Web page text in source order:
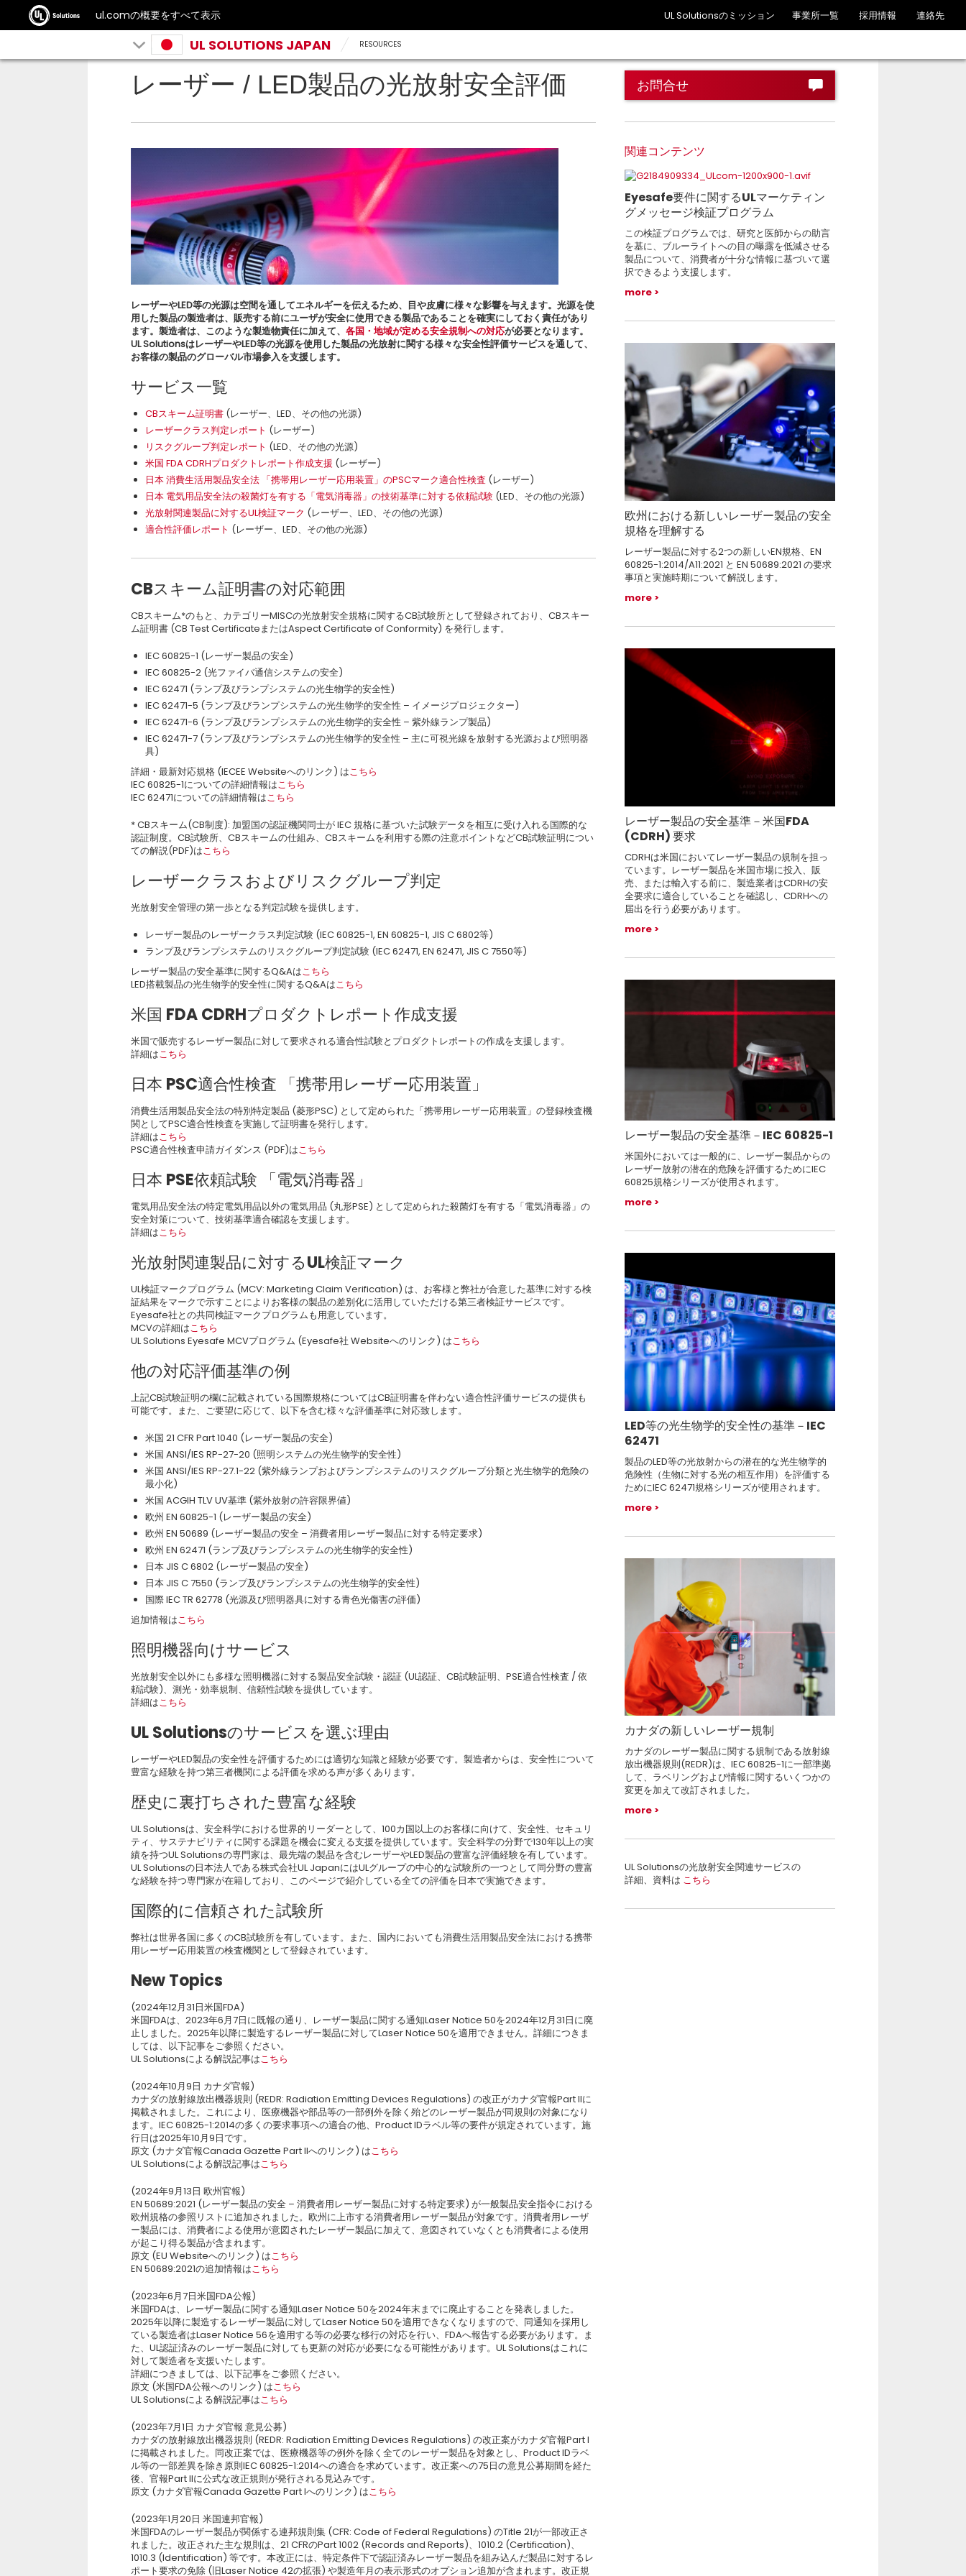
ul.comの概要をすべて表示 UL Solutionsのミッション 事業所一覧 採用情報 連絡先
UL SOLUTIONS JAPAN RESOURCES
レーザー / LED製品の光放射安全評価
レーザーやLED等の光源は空間を通してエネルギーを伝えるため、目や皮膚に様々な影響を与えます。光源を使
用した製品の製造者は、販売する前にユーザが安全に使用できる製品であることを確実にしておく責任があり
ます。製造者は、このような製造物責任に加えて、 各国・地域が定める安全規制への対応が必要となります。
UL SolutionsはレーザーやLED等の光源を使用した製品の光放射に関する様々な安全性評価サービスを通して、
お客様の製品のグローバル市場参入を支援します。
サービス一覧
CBスキーム証明書 (レーザー、LED、その他の光源)
レーザークラス判定レポート (レーザー)
リスクグループ判定レポート (LED、その他の光源)
米国 FDA CDRHプロダクトレポート作成支援 (レーザー)
日本 消費生活用製品安全法 「携帯用レーザー応用装置」のPSCマーク適合性検査 (レーザー)
日本 電気用品安全法の殺菌灯を有する「電気消毒器」の技術基準に対する依頼試験 (LED、その他の光源)
光放射関連製品に対するUL検証マーク (レーザー、LED、その他の光源)
適合性評価レポート (レーザー、LED、その他の光源)
CBスキーム証明書の対応範囲
CBスキーム*のもと、カテゴリーMISCの光放射安全規格に関するCB試験所として登録されており、CBスキー
ム証明書 (CB Test CertificateまたはAspect Certificate of Conformity) を発行します。
IEC 60825-1 (レーザー製品の安全)
IEC 60825-2 (光ファイバ通信システムの安全)
IEC 62471 (ランプ及びランプシステムの光生物学的安全性)
IEC 62471-5 (ランプ及びランプシステムの光生物学的安全性 – イメージプロジェクター)
IEC 62471-6 (ランプ及びランプシステムの光生物学的安全性 – 紫外線ランプ製品)
IEC 62471-7 (ランプ及びランプシステムの光生物学的安全性 – 主に可視光線を放射する光源および照明器
具)
詳細・最新対応規格 (IECEE Websiteへのリンク) はこちら
IEC 60825-1についての詳細情報はこちら
IEC 62471についての詳細情報はこちら
* CBスキーム(CB制度): 加盟国の認証機関同士が IEC 規格に基づいた試験データを相互に受け入れる国際的な
認証制度。CB試験所、CBスキームの仕組み、CBスキームを利用する際の注意ポイントなどCB試験証明につい
ての解説(PDF)はこちら
レーザークラスおよびリスクグループ判定
光放射安全管理の第一歩となる判定試験を提供します。
レーザー製品のレーザークラス判定試験 (IEC 60825-1, EN 60825-1, JIS C 6802等)
ランプ及びランプシステムのリスクグループ判定試験 (IEC 62471, EN 62471, JIS C 7550等)
レーザー製品の安全基準に関するQ&Aはこちら
LED搭載製品の光生物学的安全性に関するQ&Aはこちら
米国 FDA CDRHプロダクトレポート作成支援
米国で販売するレーザー製品に対して要求される適合性試験とプロダクトレポートの作成を支援します。
詳細はこちら
日本 PSC適合性検査 「携帯用レーザー応用装置」
消費生活用製品安全法の特別特定製品 (菱形PSC) として定められた「携帯用レーザー応用装置」の登録検査機
関としてPSC適合性検査を実施して証明書を発行します。
詳細はこちら
PSC適合性検査申請ガイダンス (PDF)はこちら
日本 PSE依頼試験 「電気消毒器」
電気用品安全法の特定電気用品以外の電気用品 (丸形PSE) として定められた殺菌灯を有する「電気消毒器」の
安全対策について、技術基準適合確認を支援します。
詳細はこちら
光放射関連製品に対するUL検証マーク
UL検証マークプログラム (MCV: Marketing Claim Verification) は、お客様と弊社が合意した基準に対する検
証結果をマークで示すことによりお客様の製品の差別化に活用していただける第三者検証サービスです。
Eyesafe社との共同検証マークプログラムも用意しています。
MCVの詳細はこちら
UL Solutions Eyesafe MCVプログラム (Eyesafe社 Websiteへのリンク) はこちら
他の対応評価基準の例
上記CB試験証明の欄に記載されている国際規格についてはCB証明書を伴わない適合性評価サービスの提供も
可能です。また、ご要望に応じて、以下を含む様々な評価基準に対応致します。
米国 21 CFR Part 1040 (レーザー製品の安全)
米国 ANSI/IES RP-27-20 (照明システムの光生物学的安全性)
米国 ANSI/IES RP-27.1-22 (紫外線ランプおよびランプシステムのリスクグループ分類と光生物学的危険の
最小化)
米国 ACGIH TLV UV基準 (紫外放射の許容限界値)
欧州 EN 60825-1 (レーザー製品の安全)
欧州 EN 50689 (レーザー製品の安全 – 消費者用レーザー製品に対する特定要求)
欧州 EN 62471 (ランプ及びランプシステムの光生物学的安全性)
日本 JIS C 6802 (レーザー製品の安全)
日本 JIS C 7550 (ランプ及びランプシステムの光生物学的安全性)
国際 IEC TR 62778 (光源及び照明器具に対する青色光傷害の評価)
追加情報はこちら
照明機器向けサービス
光放射安全以外にも多様な照明機器に対する製品安全試験・認証 (UL認証、CB試験証明、PSE適合性検査 / 依
頼試験)、測光・効率規制、信頼性試験を提供しています。
詳細はこちら
UL Solutionsのサービスを選ぶ理由
レーザーやLED製品の安全性を評価するためには適切な知識と経験が必要です。製造者からは、安全性について
豊富な経験を持つ第三者機関による評価を求める声が多くあります。
歴史に裏打ちされた豊富な経験
UL Solutionsは、安全科学における世界的リーダーとして、100カ国以上のお客様に向けて、安全性、セキュリ
ティ、サステナビリティに関する課題を機会に変える支援を提供しています。安全科学の分野で130年以上の実
績を持つUL Solutionsの専門家は、最先端の製品を含むレーザーやLED製品の豊富な評価経験を有しています。
UL Solutionsの日本法人である株式会社UL JapanにはULグループの中心的な試験所の一つとして同分野の豊富
な経験を持つ専門家が在籍しており、このページで紹介している全ての評価を日本で実施できます。
国際的に信頼された試験所
弊社は世界各国に多くのCB試験所を有しています。また、国内においても消費生活用製品安全法における携帯
用レーザー応用装置の検査機関として登録されています。
New Topics
(2024年12月31日米国FDA)
米国FDAは、2023年6月7日に既報の通り、レーザー製品に関する通知Laser Notice 50を2024年12月31日に廃
止しました。2025年以降に製造するレーザー製品に対してLaser Notice 50を適用できません。詳細につきま
しては、以下記事をご参照ください。
UL Solutionsによる解説記事はこちら
(2024年10月9日 カナダ官報)
カナダの放射線放出機器規則 (REDR: Radiation Emitting Devices Regulations) の改正がカナダ官報Part IIに
掲載されました。これにより、医療機器や部品等の一部例外を除く殆どのレーザー製品が同規則の対象になり
ます。IEC 60825-1:2014の多くの要求事項への適合の他、Product IDラベル等の要件が規定されています。施
行日は2025年10月9日です。
原文 (カナダ官報Canada Gazette Part IIへのリンク) はこちら
UL Solutionsによる解説記事はこちら
(2024年9月13日 欧州官報)
EN 50689:2021 (レーザー製品の安全 – 消費者用レーザー製品に対する特定要求) が一般製品安全指令における
欧州規格の参照リストに追加されました。欧州に上市する消費者用レーザー製品が対象です。消費者用レーザ
ー製品には、消費者による使用が意図されたレーザー製品に加えて、意図されていなくとも消費者による使用
が起こり得る製品が含まれます。
原文 (EU Websiteへのリンク) はこちら
EN 50689:2021の追加情報はこちら
(2023年6月7日米国FDA公報)
米国FDAは、レーザー製品に関する通知Laser Notice 50を2024年末までに廃止することを発表しました。
2025年以降に製造するレーザー製品に対してLaser Notice 50を適用できなくなりますので、同通知を採用し
ている製造者はLaser Notice 56を適用する等の必要な移行の対応を行い、FDAへ報告する必要があります。ま
た、UL認証済みのレーザー製品に対しても更新の対応が必要になる可能性があります。UL Solutionsはこれに
対して製造者を支援いたします。
詳細につきましては、以下記事をご参照ください。
原文 (米国FDA公報へのリンク) はこちら
UL Solutionsによる解説記事はこちら
(2023年7月1日 カナダ官報 意見公募)
カナダの放射線放出機器規則 (REDR: Radiation Emitting Devices Regulations) の改正案がカナダ官報Part I
に掲載されました。同改正案では、医療機器等の例外を除く全てのレーザー製品を対象とし、Product IDラベ
ル等の一部差異を除き原則IEC 60825-1:2014への適合を求めています。改正案への75日の意見公募期間を経た
後、官報Part IIに公式な改正規則が発行される見込みです。
原文 (カナダ官報Canada Gazette Part Iへのリンク) はこちら
(2023年1月20日 米国連邦官報)
米国FDAのレーザー製品が関係する連邦規則集 (CFR: Code of Federal Regulations) のTitle 21が一部改正さ
れました。改正された主な規則は、21 CFRのPart 1002 (Records and Reports)、1010.2 (Certification)、
1010.3 (Identification) 等です。本改正には、特定条件下で認証済みレーザー製品を組み込んだ製品に対するレ
ポート要求の免除 (旧Laser Notice 42の拡張) や製造年月の表示形式のオプション追加が含まれます。改正規
お問合せ
関連コンテンツ
Eyesafe要件に関するULマーケティン
グメッセージ検証プログラム
この検証プログラムでは、研究と医師からの助言
を基に、ブルーライトへの目の曝露を低減させる
製品について、消費者が十分な情報に基づいて選
択できるよう支援します。
more
欧州における新しいレーザー製品の安全
規格を理解する
レーザー製品に対する2つの新しいEN規格、EN
60825-1:2014/A11:2021 と EN 50689:2021 の要求
事項と実施時期について解説します。
more
レーザー製品の安全基準－米国FDA
(CDRH) 要求
CDRHは米国においてレーザー製品の規制を担っ
ています。レーザー製品を米国市場に投入、販
売、または輸入する前に、製造業者はCDRHの安
全要求に適合していることを確認し、CDRHへの
届出を行う必要があります。
more
レーザー製品の安全基準－IEC 60825-1
米国外においては一般的に、レーザー製品からの
レーザー放射の潜在的危険を評価するためにIEC
60825規格シリーズが使用されます。
more
LED等の光生物学的安全性の基準－IEC
62471
製品のLED等の光放射からの潜在的な光生物学的
危険性（生物に対する光の相互作用）を評価する
ためにIEC 62471規格シリーズが使用されます。
more
カナダの新しいレーザー規制
カナダのレーザー製品に関する規制である放射線
放出機器規則(REDR)は、IEC 60825-1に一部準拠
して、ラベリングおよび情報に関するいくつかの
変更を加えて改訂されました。
more
UL Solutionsの光放射安全関連サービスの
詳細、資料は こちら